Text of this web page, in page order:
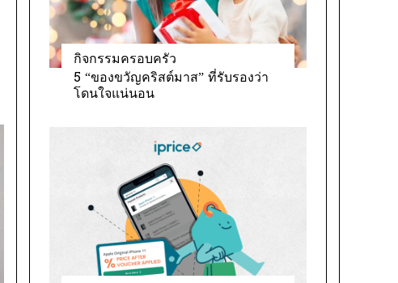
กิจกรรมครอบครัว
5 “ของขวัญคริสต์มาส” ที่รับรองว่า
โดนใจแน่นอน